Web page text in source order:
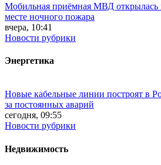
Мобильная приёмная МВД
месте ночного пожара
вчера, 10:41
Новости рубрики
Энергетика
Новые кабельные линии построят в
за постоянных аварий
сегодня, 09:55
Новости рубрики
Недвижимость